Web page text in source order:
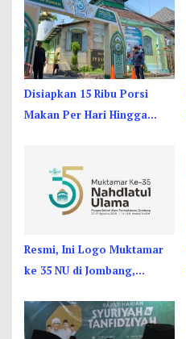
Disiapkan 15 Ribu Porsi
Makan Per Hari Hingga
Resmi, Ini Logo Muktamar
ke 35 NU di Jombang,